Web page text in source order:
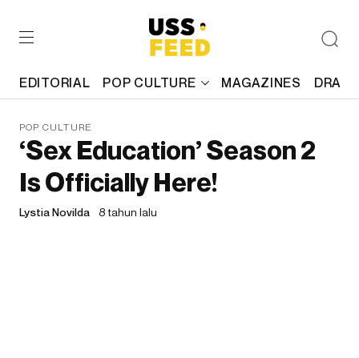
EDITORIAL POP CULTURE MAGAZINES
POP CULTURE
‘Sex Education’ Season 2
Is Officially Here!
Lystia Novilda 8 tahun lalu